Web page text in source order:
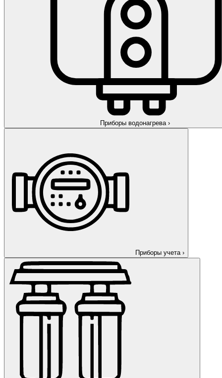
Приборы водонагрева ›
Приборы учета ›